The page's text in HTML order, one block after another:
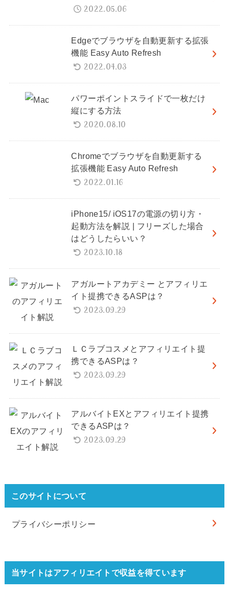
2022.05.06
Edgeでブラウザを自動更新する拡張
機能 Easy Auto Refresh
2022.04.03
パワーポイントスライドで一枚だけ
縦にする方法
2020.08.10
Chromeでブラウザを自動更新する
拡張機能 Easy Auto Refresh
2022.01.16
iPhone15/ iOS17の電源の切り方・
起動方法を解説 | フリーズした場合
はどうしたらいい？
2023.10.18
アガルートアカデミー とアフィリエ
イト提携できるASPは？
2023.09.29
ＬＣラブコスメとアフィリエイト提
携できるASPは？
2023.09.29
アルバイトEXとアフィリエイト提携
できるASPは？
2023.09.29
このサイトについて
プライバシーポリシー
当サイトはアフィリエイトで収益を得ています